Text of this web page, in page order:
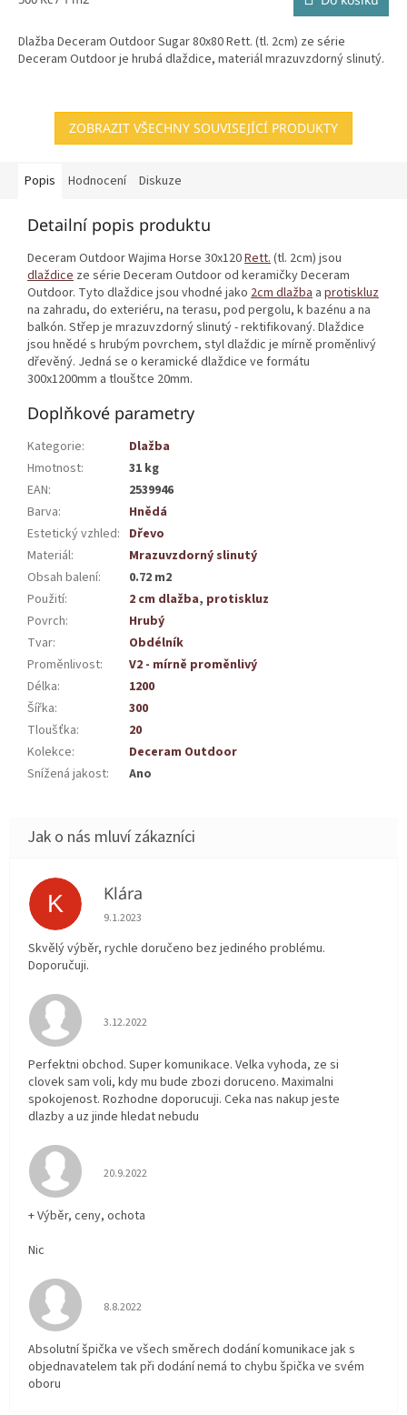
Dlažba Deceram Outdoor Sugar 80x80 Rett. (tl. 2cm) ze série
Deceram Outdoor je hrubá dlaždice, materiál mrazuvzdorný slinutý.
ZOBRAZIT VŠECHNY SOUVISEJÍCÍ PRODUKTY
Popis Hodnocení Diskuze
Detailní popis produktu
Deceram Outdoor Wajima Horse 30x120Rett. (tl. 2cm) jsou
dlaždice ze série Deceram Outdoor od keramičky Deceram
Outdoor. Tyto dlaždice jsou vhodné jako 2cm dlažba a protiskluz
na zahradu, do exteriéru, na terasu, pod pergolu, k bazénu a na
balkón. Střep je mrazuvzdorný slinutý - rektifikovaný. Dlaždice
jsou hnědé s hrubým povrchem, styl dlaždic je mírně proměnlivý
dřevěný. Jedná se o keramické dlaždice ve formátu
300x1200mm a tlouštce 20mm.
Doplňkové parametry
Kategorie:
Dlažba
Hmotnost:
31 kg
EAN:
2539946
Barva:
Hnědá
Estetický vzhled: Dřevo
Materiál:
Mrazuvzdorný slinutý
Obsah balení:
0.72 m2
Použití: 2 cm dlažba, protiskluz
Povrch:
Hrubý
Tvar:
Obdélník
Proměnlivost:
V2 - mírně proměnlivý
Délka:
1200
Šířka:
300
Tloušťka:
20
Kolekce:
Deceram Outdoor
Snížená jakost: Ano
K Klára
Hodnocení obchodu je 5 z 5 hvězdiček.
9.1.2023
Skvělý výběr, rychle doručeno bez jediného problému.
Doporučuji.
Hodnocení obchodu je 5 z 5 hvězdiček.
3.12.2022
Perfektni obchod. Super komunikace. Velka vyhoda, ze si
clovek sam voli, kdy mu bude zbozi doruceno. Maximalni
spokojenost. Rozhodne doporucuji. Ceka nas nakup jeste
dlazby a uz jinde hledat nebudu
Hodnocení obchodu je 5 z 5 hvězdiček.
20.9.2022
+ Výběr, ceny, ochota
Nic
Hodnocení obchodu je 5 z 5 hvězdiček.
8.8.2022
Absolutní špička ve všech směrech dodání komunikace jak s
objednavatelem tak při dodání nemá to chybu špička ve svém
oboru